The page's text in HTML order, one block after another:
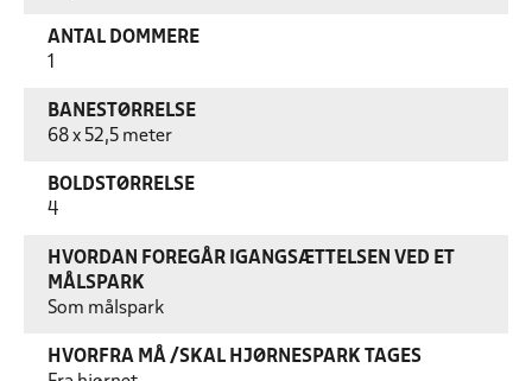
ANTAL DOMMERE
BANESTØRRELSE
68 x 52,5 meter
BOLDSTØRRELSE
4
HVORDAN FOREGÅR IGANGSÆTTELSEN VED ET
MÅLSPARK
Som målspark
HVORFRA MÅ /SKAL HJØRNESPARK TAGES